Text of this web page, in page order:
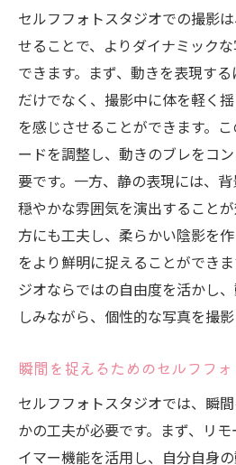
セルフフォトスタジオでの撮影
せることで、よりダイナミック
できます。まず、動きを表現す
だけでなく、撮影中に体を軽く
を感じさせることができます。
ードを調整し、動きのブレをコ
要です。一方、静の表現には、背
穏やかな雰囲気を演出すること
方にも工夫し、柔らかい陰影を
をより鮮明に捉えることができ
ジオならではの自由度を活かし
しみながら、個性的な写真を撮影
瞬間を捉えるためのセルフフ
セルフフォトスタジオでは、瞬
かの工夫が必要です。まず、リ
イマー機能を活用し、自分自身